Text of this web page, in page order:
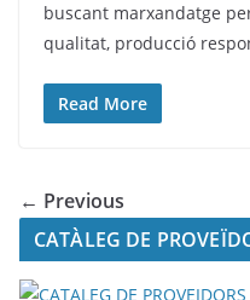
buscant marxandatge
qualitat, producció
Read More
← Previous
CATÀLEG DE